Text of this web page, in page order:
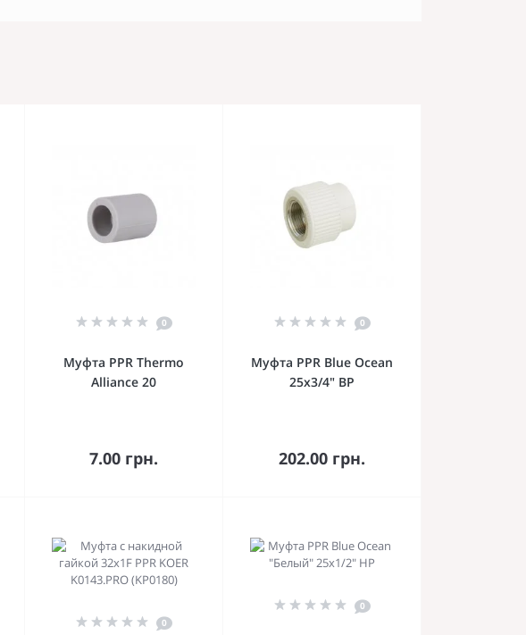
0
Муфта PPR Thermo
Alliance 20
7.00 грн.
В корзину
0
Муфта PPR Blue Ocean
25х3/4" ВР
202.00 грн.
В корзину
0
0